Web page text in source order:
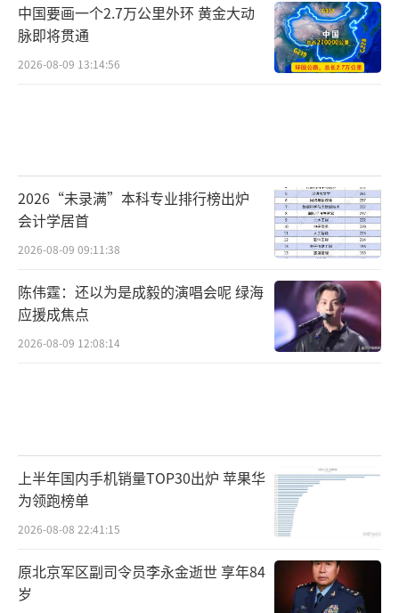
中国要画一个2.7万公里外环 黄金大动
脉即将贯通
2026-08-09 13:14:56
2026“未录满”本科专业排行榜出炉
会计学居首
2026-08-09 09:11:38
陈伟霆：还以为是成毅的演唱会呢 绿海
应援成焦点
2026-08-09 12:08:14
上半年国内手机销量TOP30出炉 苹果华
为领跑榜单
2026-08-08 22:41:15
原北京军区副司令员李永金逝世 享年84
岁